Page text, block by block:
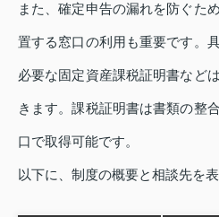
また、確定申告の漏れを防ぐた
置する窓口の利用も重要です。
必要な固定資産課税証明書など
きます。課税証明書は書類の整
口で取得可能です。
以下に、制度の概要と相談先を